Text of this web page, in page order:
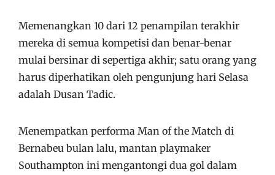
Memenangkan 10 dari 12 penampilan terakhir
mereka di semua kompetisi dan benar-benar
mulai bersinar di sepertiga akhir; satu orang yang
harus diperhatikan oleh pengunjung hari Selasa
adalah Dusan Tadic.
Menempatkan performa Man of the Match di
Bernabeu bulan lalu, mantan playmaker
Southampton ini mengantongi dua gol dalam